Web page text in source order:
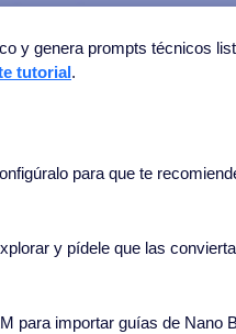
y genera prompts técnicos
tutorial.
para que te
y pídele que las
para importar guías de Nano